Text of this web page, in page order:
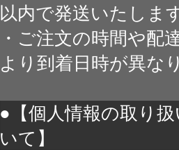
以内で発送いたしま
・ご注文の時間や配
より到着日時が異な
●【個人情報の取り
いて】